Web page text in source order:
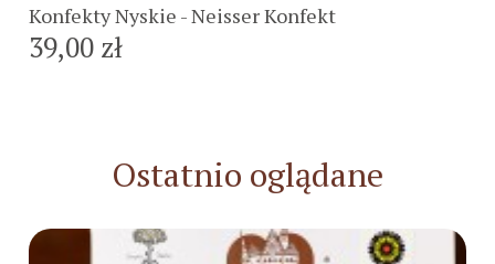
Konfekty Nyskie - Neisser Konfekt
39,00 zł
Ostatnio oglądane